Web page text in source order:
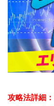
攻略法詳細：